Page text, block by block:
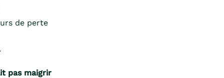
de perte
pas maigrir